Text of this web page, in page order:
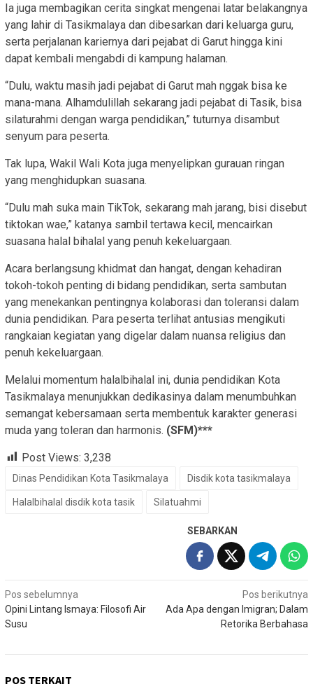
Ia juga membagikan cerita singkat mengenai latar belakangnya
yang lahir di Tasikmalaya dan dibesarkan dari keluarga guru,
serta perjalanan kariernya dari pejabat di Garut hingga kini
dapat kembali mengabdi di kampung halaman.
“Dulu, waktu masih jadi pejabat di Garut mah nggak bisa ke
mana-mana. Alhamdulillah sekarang jadi pejabat di Tasik, bisa
silaturahmi dengan warga pendidikan,” tuturnya disambut
senyum para peserta.
Tak lupa, Wakil Wali Kota juga menyelipkan gurauan ringan
yang menghidupkan suasana.
“Dulu mah suka main TikTok, sekarang mah jarang, bisi disebut
tiktokan wae,” katanya sambil tertawa kecil, mencairkan
suasana halal bihalal yang penuh kekeluargaan.
Acara berlangsung khidmat dan hangat, dengan kehadiran
tokoh-tokoh penting di bidang pendidikan, serta sambutan
yang menekankan pentingnya kolaborasi dan toleransi dalam
dunia pendidikan. Para peserta terlihat antusias mengikuti
rangkaian kegiatan yang digelar dalam nuansa religius dan
penuh kekeluargaan.
Melalui momentum halalbihalal ini, dunia pendidikan Kota
Tasikmalaya menunjukkan dedikasinya dalam menumbuhkan
semangat kebersamaan serta membentuk karakter generasi
muda yang toleran dan harmonis. (SFM)***
Post Views: 3,238
Dinas Pendidikan Kota Tasikmalaya Disdik kota tasikmalaya
Halalbihalal disdik kota tasik Silatuahmi
SEBARKAN
Navigasi
pos
Pos sebelumnya
Opini Lintang Ismaya: Filosofi Air
Susu
Pos berikutnya
Ada Apa dengan Imigran; Dalam
Retorika Berbahasa
POS TERKAIT